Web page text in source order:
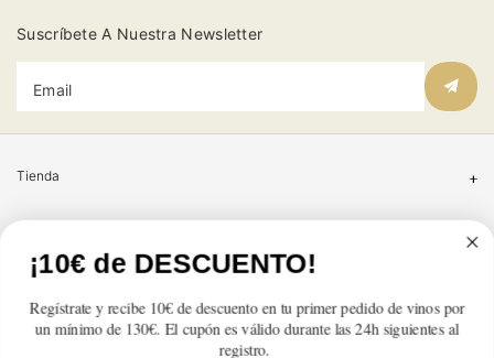
Suscríbete A Nuestra Newsletter
Email
Tienda
Categorías
Información
¡10€ de DESCUENTO!
Regístrate y recibe 10€ de descuento en tu primer pedido de vinos por
un mínimo de 130€. El cupón es válido durante las 24h siguientes al
registro.